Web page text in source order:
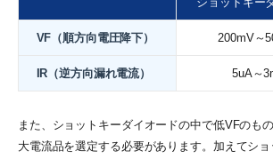
VF（順方向電圧降下） 200mV～
IR（逆方向漏れ電流） 5uA～
また、ショットキーダイオードの中で低VFのも
大電流品を選定する必要があります。加えてシ